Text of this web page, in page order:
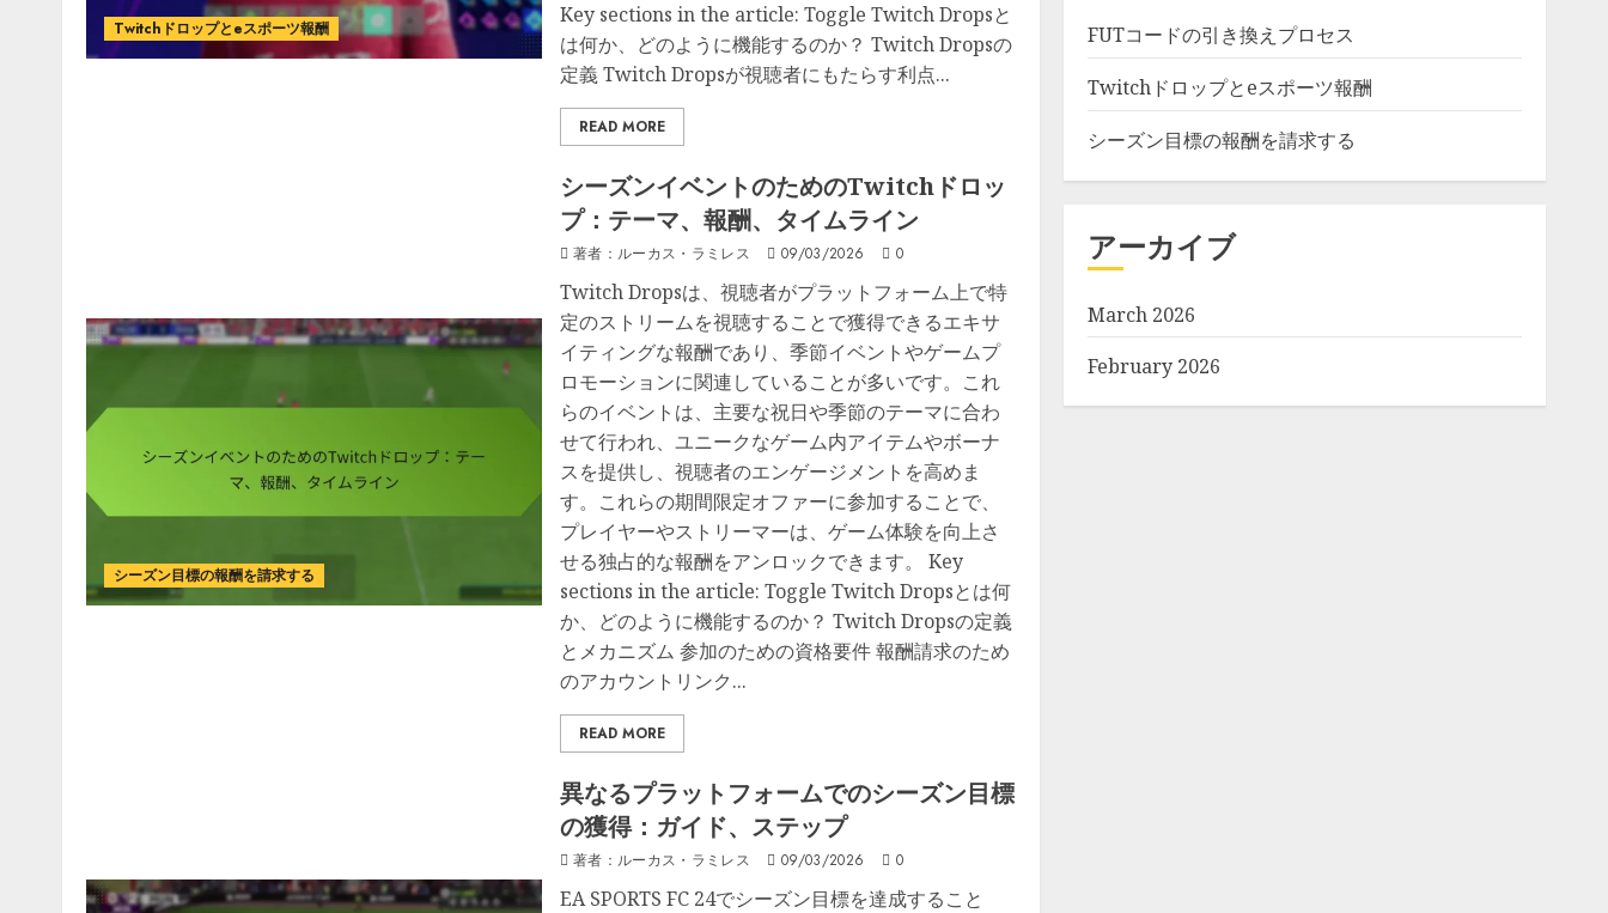
Twitchドロップとeスポーツ報酬
Key sections in the article: Toggle Twitch Dropsと
は何か、どのように機能するのか？ Twitch Dropsの
定義 Twitch Dropsが視聴者にもたらす利点...
READ MORE
シーズン目標の報酬を請求する
シーズンイベントのためのTwitchドロッ
プ：テーマ、報酬、タイムライン
著者：ルーカス・ラミレス 09/03/2026 0
Twitch Dropsは、視聴者がプラットフォーム上で特
定のストリームを視聴することで獲得できるエキサ
イティングな報酬であり、季節イベントやゲームプ
ロモーションに関連していることが多いです。これ
らのイベントは、主要な祝日や季節のテーマに合わ
せて行われ、ユニークなゲーム内アイテムやボーナ
スを提供し、視聴者のエンゲージメントを高めま
す。これらの期間限定オファーに参加することで、
プレイヤーやストリーマーは、ゲーム体験を向上さ
せる独占的な報酬をアンロックできます。 Key
sections in the article: Toggle Twitch Dropsとは何
か、どのように機能するのか？ Twitch Dropsの定義
とメカニズム 参加のための資格要件 報酬請求のため
のアカウントリンク...
READ MORE
異なるプラットフォームでのシーズン目標
の獲得：ガイド、ステップ
著者：ルーカス・ラミレス 09/03/2026 0
EA SPORTS FC 24でシーズン目標を達成すること
FUTコードの引き換えプロセス
Twitchドロップとeスポーツ報酬
シーズン目標の報酬を請求する
アーカイブ
March 2026
February 2026